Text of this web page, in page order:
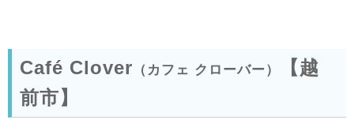
Café Clover （カフェ クローバー）
【越
前市】